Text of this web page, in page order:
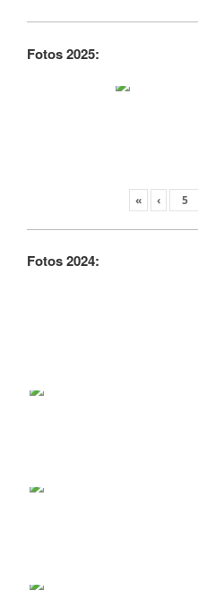
Fotos 2025:
« ‹
Fotos 2024: